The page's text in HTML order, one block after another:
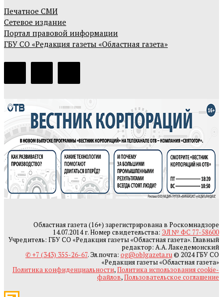
Печатное СМИ
Сетевое издание
Портал правовой информации
ГБУ СО «Редакция газеты «Областная газета»
Областная газета (16+) зарегистрирована в Роскомнадзоре
14.07.2014 г. Номер свидетельства: ЭЛ № ФС 77-58600
Учредитель: ГБУ СО «Редакция газеты «Областная газета». Главный
редактор: А.А. Лакедемонский
✆ +7 (343) 355-26-67. Эл.почта: og@oblgazeta.ru© 2024 ГБУ СО
«Редакция газеты «Областная газета»
Политика конфиденциальности,Политика использования cookie-
файлов,Пользовательское соглашение